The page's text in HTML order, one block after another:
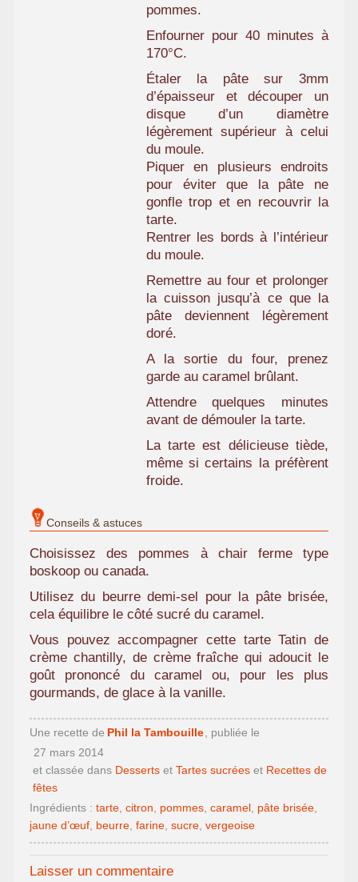
pommes.
Enfourner pour 40 minutes à
170°C.
Étaler la pâte sur 3mm
d’épaisseur et découper un
disque d’un diamètre
légèrement supérieur à celui
du moule.
Piquer en plusieurs endroits
pour éviter que la pâte ne
gonfle trop et en recouvrir la
tarte.
Rentrer les bords à l’intérieur
du moule.
Remettre au four et prolonger
la cuisson jusqu’à ce que la
pâte deviennent légèrement
doré.
A la sortie du four, prenez
garde au caramel brûlant.
Attendre quelques minutes
avant de démouler la tarte.
La tarte est délicieuse tiède,
même si certains la préfèrent
froide.
Conseils & astuces
Choisissez des pommes à chair ferme type
boskoop ou canada.
Utilisez du beurre demi-sel pour la pâte brisée,
cela équilibre le côté sucré du caramel.
Vous pouvez accompagner cette tarte Tatin de
crème chantilly, de crème fraîche qui adoucit le
goût prononcé du caramel ou, pour les plus
gourmands, de glace à la vanille.
Une recette de Phil la Tambouille , publiée le
27 mars 2014
et classée dans Desserts et Tartes sucrées et Recettes de
fêtes
Ingrédients : tarte citron pommes caramel pâte brisée
jaune d’œuf beurre farine sucre vergeoise
Laisser un commentaire